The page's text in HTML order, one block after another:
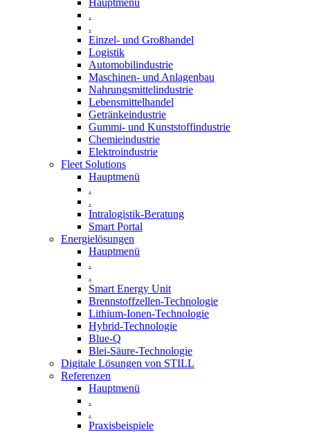
Hauptmenü
.
.
Einzel- und Großhandel
Logistik
Automobilindustrie
Maschinen- und Anlagenbau
Nahrungsmittelindustrie
Lebensmittelhandel
Getränkeindustrie
Gummi­- und Kunststoffindustrie
Chemieindustrie
Elektroindustrie
Fleet Solutions
Hauptmenü
.
.
Intralogistik-Beratung
Smart Portal
Energielösungen
Hauptmenü
.
.
Smart Energy Unit
Brennstoffzellen-Technologie
Lithium-Ionen-Technologie
Hybrid-Technologie
Blue-Q
Blei-Säure-Technologie
Digitale Lösungen von STILL
Referenzen
Hauptmenü
.
.
Praxisbeispiele